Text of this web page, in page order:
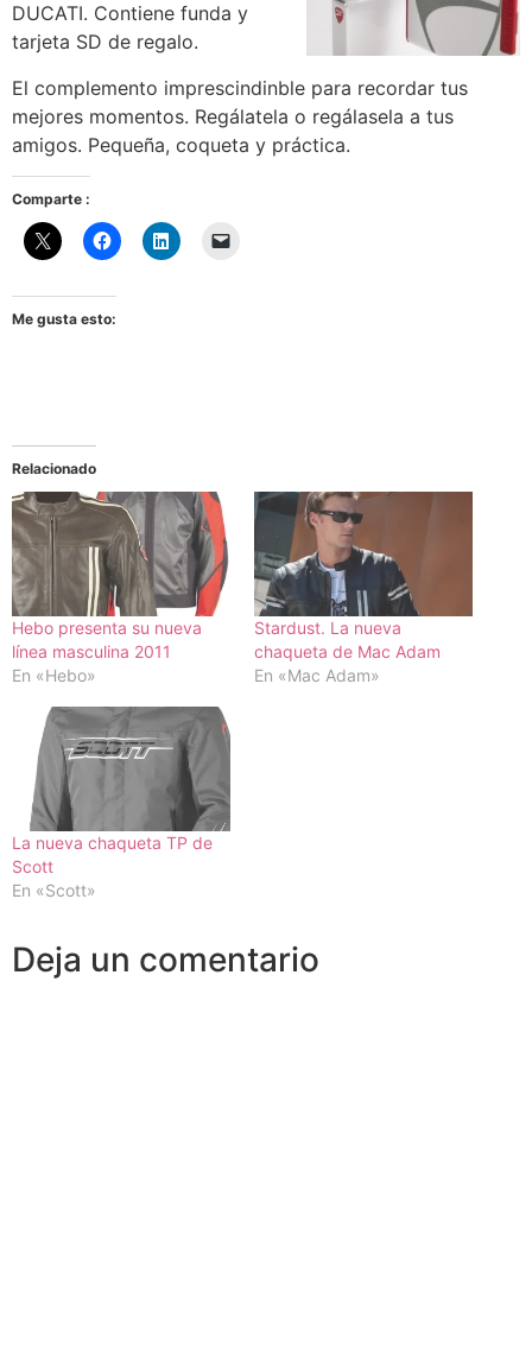
DUCATI. Contiene funda y
tarjeta SD de regalo.
El complemento imprescindinble para recordar tus
mejores momentos. Regálatela o regálasela a tus
amigos. Pequeña, coqueta y práctica.
Comparte :
Me gusta esto:
Relacionado
Hebo presenta su nueva
línea masculina 2011
En «Hebo»
Stardust. La nueva
chaqueta de Mac Adam
En «Mac Adam»
La nueva chaqueta TP de
Scott
En «Scott»
Deja un comentario